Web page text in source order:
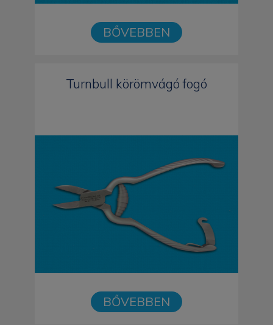
BŐVEBBEN
Turnbull körömvágó fogó
BŐVEBBEN